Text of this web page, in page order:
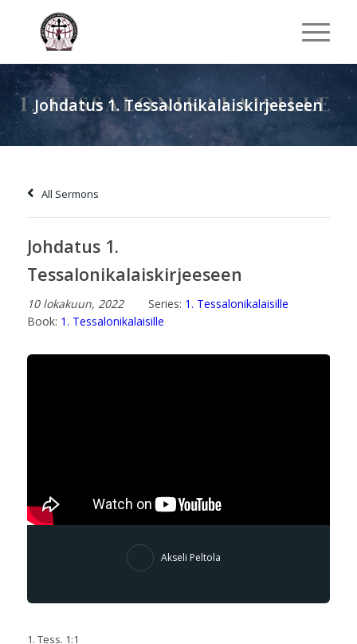
Johdatus 1. Tessalonikalaiskirjeeseen
All Sermons
Johdatus 1.
Tessalonikalaiskirjeeseen
10 lokakuun, 2022 Series: 1. Tessalonikalaisille
Book: 1. Tessalonikalaisille
Akseli Peltola
1. Tess. 1:1